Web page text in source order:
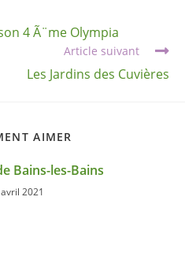
4 Ã¨me Olympia
Article suivant
Les Jardins des Cuvières
AIMER
Bains-les-Bains
2021